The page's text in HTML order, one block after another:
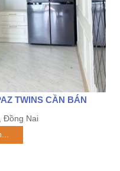
TWINS CẦN BÁN
Đồng Nai